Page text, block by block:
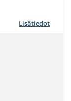
Lisätiedot